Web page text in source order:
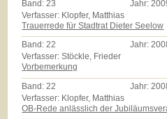
Band: 23 Jahr:
Verfasser: Klopfer, Matthias
Trauerrede für Stadtrat Dieter Seelow
Band:22 Jahr:
Verfasser: Stöckle, Frieder
Vorbemerkung
Band: 22 Jahr:
Verfasser: Klopfer, Matthias
OB-Rede anlässlich der